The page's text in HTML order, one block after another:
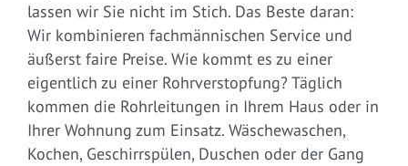
lassen wir Sie nicht im Stich. Das Beste daran:
Wir kombinieren fachmännischen Service und
äußerst faire Preise. Wie kommt es zu einer
eigentlich zu einer Rohrverstopfung? Täglich
kommen die Rohrleitungen in Ihrem Haus oder in
Ihrer Wohnung zum Einsatz. Wäschewaschen,
Kochen, Geschirrspülen, Duschen oder der Gang